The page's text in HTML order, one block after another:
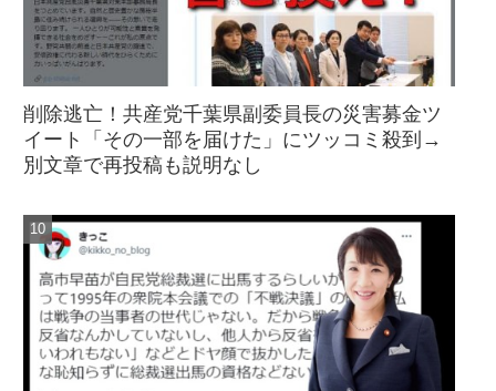
削除逃亡！共産党千葉県副委員長の災害募金ツ
イート「その一部を届けた」にツッコミ殺到→
別文章で再投稿も説明なし